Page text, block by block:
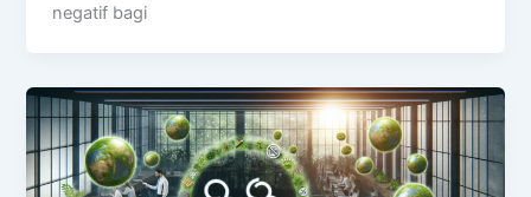
negatif bagi